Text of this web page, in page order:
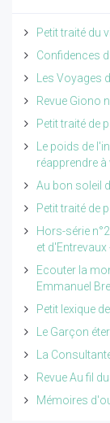
Petit traité du
Confidences
Les Voyages
Revue Giono
Petit traité de
Le poids de
réapprendre
Au bon soleil
Petit traité de
Hors-série
et
Ecouter la
Emmanuel
Petit lexique
Le Garçon
La
Revue Au fil
Mémoires